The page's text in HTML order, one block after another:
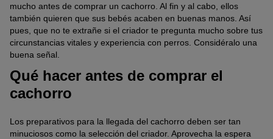
mucho antes de comprar un cachorro. Al fin y al cabo, ellos
también quieren que sus bebés acaben en buenas manos. Así
pues, que no te extrañe si el criador te pregunta mucho sobre tus
circunstancias vitales y experiencia con perros. Considéralo una
buena señal.
Qué hacer antes de comprar el
cachorro
Los preparativos para la llegada del cachorro deben ser tan
minuciosos como la selección del criador. Aprovecha la espera